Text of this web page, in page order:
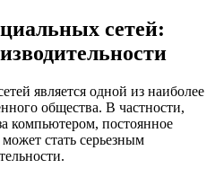
сетей:
является одной из наиболее
общества. В частности,
компьютером, постоянное
стать серьезным